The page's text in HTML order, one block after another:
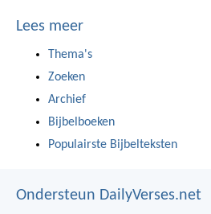
Lees meer
Thema's
Zoeken
Archief
Bijbelboeken
Populairste Bijbelteksten
Ondersteun DailyVerses.net